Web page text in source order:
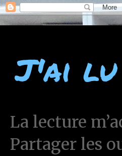
J'ai lu
La lecture
Partager les